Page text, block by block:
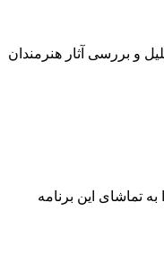
و بررسی آثار هنرمندان
تماشای این برنامه